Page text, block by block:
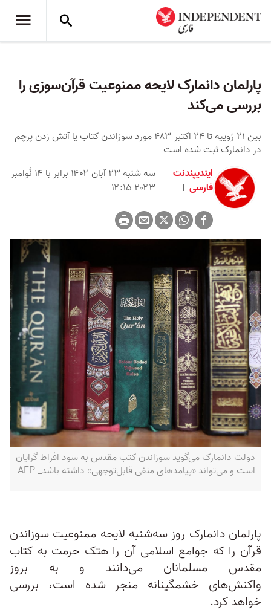
پارلمان دانمارک لایحه ممنوعیت قرآن‌سوزی را
بررسی می‌کند
بین ۲۱ ژوییه تا ۲۴ اکتبر ۴۸۳ مورد سوزاندن کتاب یا آتش زدن پرچم
در دانمارک ثبت شده است
ایندیپندنت
فارسی
سه شنبه ۲۳ آبان ۱۴۰۲ برابر با ۱۴ نُوامبر
۲۰۲۳ ۱۲:۱۵
دولت دانمارک می‌گوید سوزاندن کتب مقدس به سود افراط گرایان
است و می‌تواند «پیامدهای منفی قابل‌توجهی» داشته باشد_ AFP
پارلمان دانمارک روز سه‌شنبه لایحه ممنوعیت سوزاندن
قرآن را که جوامع اسلامی آن را هتک حرمت به کتاب
مقدس مسلمانان می‌دانند و به بروز
واکنش‌های خشمگینانه منجر شده است، بررسی
خواهد کرد.